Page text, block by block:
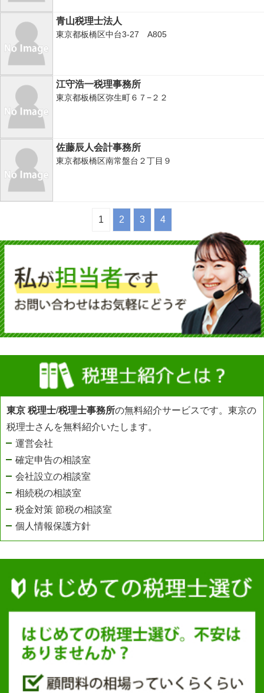
青山税理士法人
東京都板橋区中台3-27 A805
江守浩一税理事務所
東京都板橋区弥生町６７−２２
佐藤辰人会計事務所
東京都板橋区南常盤台２丁目９
1 2 3 4
東京 税理士/税理士事務所の無料紹介サービスです。東京の
税理士さんを無料紹介いたします。
運営会社
確定申告の相談室
会社設立の相談室
相続税の相談室
税金対策 節税の相談室
個人情報保護方針